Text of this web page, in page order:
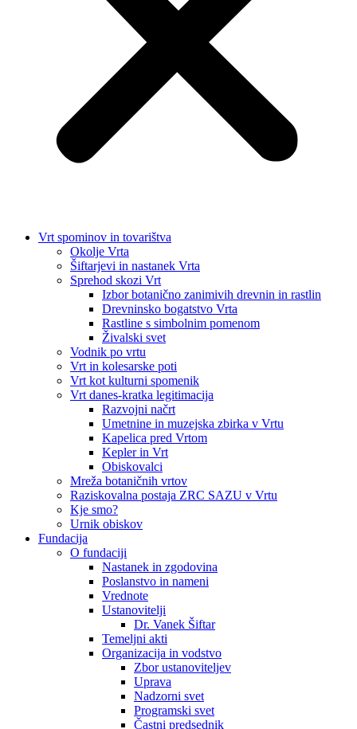
Vrt spominov in tovarištva
Okolje Vrta
Šiftarjevi in nastanek Vrta
Sprehod skozi Vrt
Izbor botanično zanimivih drevnin in rastlin
Drevninsko bogatstvo Vrta
Rastline s simbolnim pomenom
Živalski svet
Vodnik po vrtu
Vrt in kolesarske poti
Vrt kot kulturni spomenik
Vrt danes-kratka legitimacija
Razvojni načrt
Umetnine in muzejska zbirka v Vrtu
Kapelica pred Vrtom
Kepler in Vrt
Obiskovalci
Mreža botaničnih vrtov
Raziskovalna postaja ZRC SAZU v Vrtu
Kje smo?
Urnik obiskov
Fundacija
O fundaciji
Nastanek in zgodovina
Poslanstvo in nameni
Vrednote
Ustanovitelji
Dr. Vanek Šiftar
Temeljni akti
Organizacija in vodstvo
Zbor ustanoviteljev
Uprava
Nadzorni svet
Programski svet
Častni predsednik